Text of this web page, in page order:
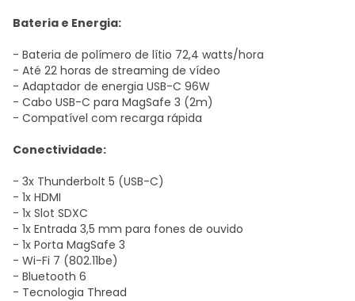
Bateria e Energia:
- Bateria de polímero de lítio 72,4 watts/hora
- Até 22 horas de streaming de vídeo
- Adaptador de energia USB-C 96W
- Cabo USB-C para MagSafe 3 (2m)
- Compatível com recarga rápida
Conectividade:
- 3x Thunderbolt 5 (USB-C)
- 1x HDMI
- 1x Slot SDXC
- 1x Entrada 3,5 mm para fones de ouvido
- 1x Porta MagSafe 3
- Wi-Fi 7 (802.11be)
- Bluetooth 6
- Tecnologia Thread